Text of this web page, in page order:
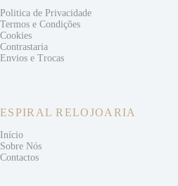
Politica de Privacidade
Termos e Condições
Cookies
Contrastaria
Envios e Trocas
ESPIRAL RELOJOARIA
Início
Sobre Nós
Contactos